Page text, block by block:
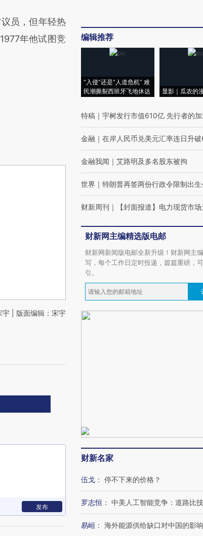
员，但年轻热
年他试图竞
宇 | 版面编辑：宋宇
发布
编辑推荐
“入侵”还是“人道危机” 难
民潮撕裂西班牙飞地休达
显影｜瓜农的
特稿 ｜ 宇树发行市值610亿 先行者的
金融 ｜ 在岸人民币兑美元汇率连日升
金融我闻 ｜ 艾路明及多名股东被拘
世界 ｜ 特朗普再签两份行政令限制出生
财新周刊 ｜ 【封面报道】电力现货市
财新网主编精选版电邮
财新网新闻版电邮全新升级！财新网主
写，每个工作日定时投递，篇篇重磅，
引。
财新名家
伍戈 ： 停不下来的价格？
罗志恒 ： 中美人工智能竞争：道路比
易峘 ： 海外能源供给缺口对中国的影响